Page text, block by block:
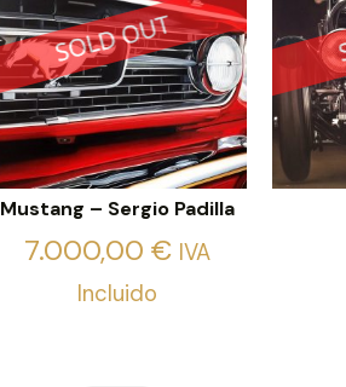
Mustang – Sergio Padilla
7.000,00 € IVA
Incluido